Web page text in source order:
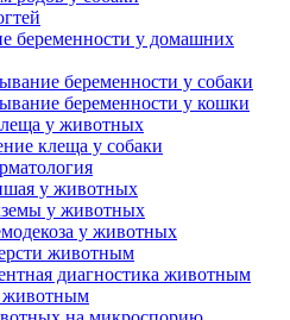
беременности у домашних
беременности у собаки
беременности у кошки
у животных
клеща у собаки
у животных
у животных
у животных
животным
диагностика животным
животным